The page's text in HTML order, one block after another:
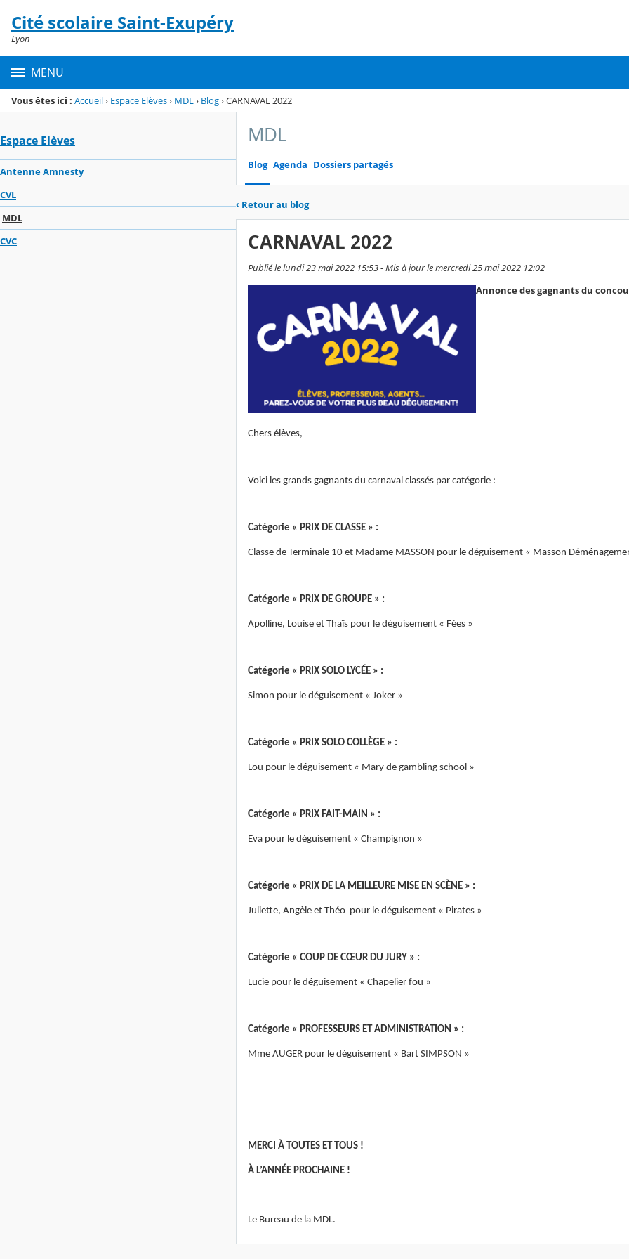
Menu de la rubrique
Contenu
Cité scolaire Saint-Exupéry
Lyon
MENU
Vous êtes ici : Accueil› Espace Elèves› MDL› Blog›CARNAVAL 2022
Espace Elèves
Antenne Amnesty
CVL
MDL
CVC
MDL
Blog Agenda Dossiers partagés
‹ Retour au blog
CARNAVAL 2022
Publié le lundi 23 mai 2022 15:53 - Mis à jour le mercredi 25 mai 2022 12:02
Annonce des gagnants du
Chers élèves,
Voici les grands gagnants du carnaval classés par catégorie :
Catégorie « PRIX DE CLASSE » :
Classe de Terminale 10 et Madame MASSON pour le déguisement « Masson
Catégorie « PRIX DE GROUPE » :
Apolline, Louise et Thaïs pour le déguisement « Fées »
Catégorie « PRIX SOLO LYCÉE » :
Simon pour le déguisement « Joker »
Catégorie « PRIX SOLO COLLÈGE » :
Lou pour le déguisement « Mary de gambling school »
Catégorie « PRIX FAIT-MAIN » :
Eva pour le déguisement « Champignon »
Catégorie « PRIX DE LA MEILLEURE MISE EN SCÈNE » :
Juliette, Angèle et Théo pour le déguisement « Pirates »
Catégorie « COUP DE CŒUR DU JURY » :
Lucie pour le déguisement « Chapelier fou »
Catégorie « PROFESSEURS ET ADMINISTRATION » :
Mme AUGER pour le déguisement « Bart SIMPSON »
MERCI À TOUTES ET TOUS !
À L’ANNÉE PROCHAINE !
Le Bureau de la MDL.